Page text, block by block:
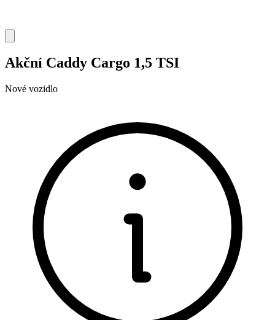
Akční Caddy Cargo 1,5 TSI
Nové vozidlo